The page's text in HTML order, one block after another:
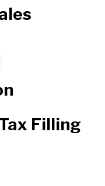
Filling